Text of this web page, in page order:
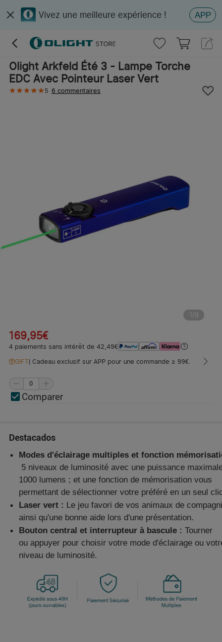
Vivez une meilleure expérience ! APP
Olight Arkfeld Été 3 - Lampe Torche
EDC Avec Pointeur Laser Vert
5 6 commentaires
1/8
169,95€
4 paiements sans intérêt de 42,49€
GIFT| Cadeau exclusif sur APP pour une commande ≥ 99€.
Comparer
Destacados
Modes d'éclairage multiples et fonction
5 niveaux de luminosité avec une puissance
1000 lumens ; et une fonction de mémorisation vous
permettant de sélectionner votre préféré en un seul
Laser vert : Le jeu favori de vos animaux de
ainsi qu'une bonne aide lors d'une présentation.
Bouton central et interrupteur à bascule : Tourner
ou appuyer pour choisir votre mode d'éclairage ou
niveau de luminosité.